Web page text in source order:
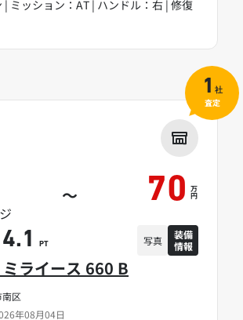
| ミッション：AT | ハンドル：右 | 修復
区
年08月04日
ライース 660 B
～ 70 万
円
4.1 PT 写真
装備
情報
1 社
査定